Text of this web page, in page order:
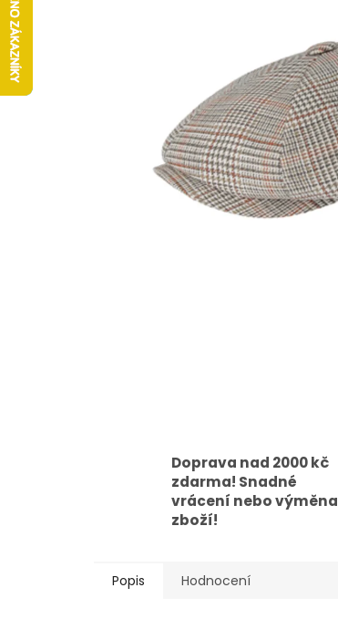
Doprava nad 2000 kč
zdarma! Snadné
vrácení nebo výměna
zboží!
Popis Hodnocení